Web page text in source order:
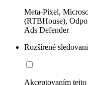
Meta-Pixel,
(RTBHouse),
Ads Defender
Rozšírené
Akceptovaním